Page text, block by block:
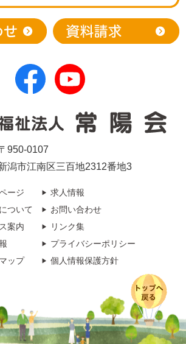
950-0107
潟市江南区三百地2312番地3
ージ
ついて
案内
ップ
求人情報
お問い合わせ
リンク集
プライバシーポリシー
個人情報保護方針